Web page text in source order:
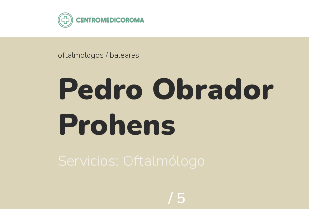
oftalmologos / baleares
Pedro Obrador
Prohens
Servicios: Oftalmólogo
/ 5